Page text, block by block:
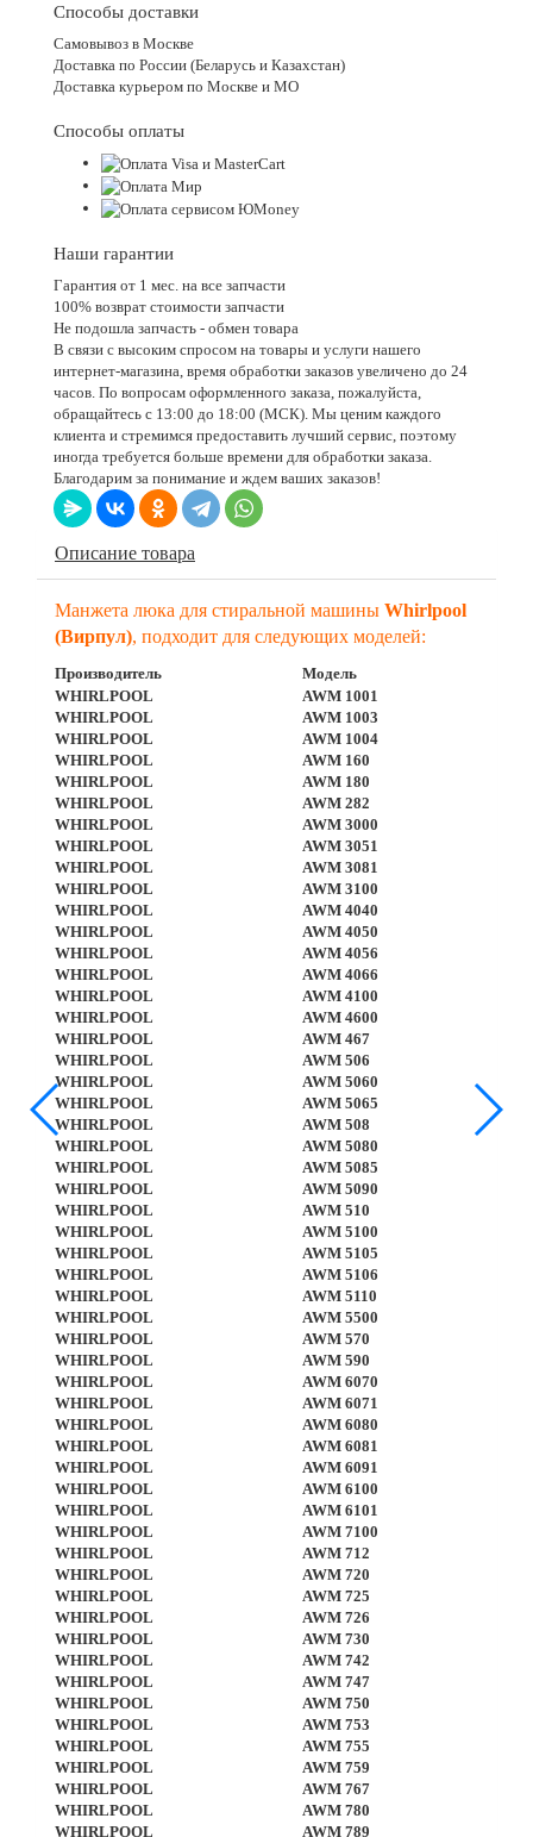
Способы доставки
Самовывоз в Москве
Доставка по России (Беларусь и Казахстан)
Доставка курьером по Москве и МО
Способы оплаты
Наши гарантии
Гарантия от 1 мес. на все запчасти
100% возврат стоимости запчасти
Не подошла запчасть - обмен товара
В связи с высоким спросом на товары и услуги нашего
интернет-магазина, время обработки заказов увеличено до 24
часов. По вопросам оформленного заказа, пожалуйста,
обращайтесь с 13:00 до 18:00 (МСК). Мы ценим каждого
клиента и стремимся предоставить лучший сервис, поэтому
иногда требуется больше времени для обработки заказа.
Благодарим за понимание и ждем ваших заказов!
Описание товара
Манжета люка для стиральной машины Whirlpool
(Вирпул), подходит для следующих моделей:
Производитель
Модель
WHIRLPOOL
AWM 1001
WHIRLPOOL
AWM 1003
WHIRLPOOL
AWM 1004
WHIRLPOOL
AWM 160
WHIRLPOOL
AWM 180
WHIRLPOOL
AWM 282
WHIRLPOOL
AWM 3000
WHIRLPOOL
AWM 3051
WHIRLPOOL
AWM 3081
WHIRLPOOL
AWM 3100
WHIRLPOOL
AWM 4040
WHIRLPOOL
AWM 4050
WHIRLPOOL
AWM 4056
WHIRLPOOL
AWM 4066
WHIRLPOOL
AWM 4100
WHIRLPOOL
AWM 4600
WHIRLPOOL
AWM 467
WHIRLPOOL
AWM 506
WHIRLPOOL
AWM 5060
WHIRLPOOL
AWM 5065
WHIRLPOOL
AWM 508
WHIRLPOOL
AWM 5080
WHIRLPOOL
AWM 5085
WHIRLPOOL
AWM 5090
WHIRLPOOL
AWM 510
WHIRLPOOL
AWM 5100
WHIRLPOOL
AWM 5105
WHIRLPOOL
AWM 5106
WHIRLPOOL
AWM 5110
WHIRLPOOL
AWM 5500
WHIRLPOOL
AWM 570
WHIRLPOOL
AWM 590
WHIRLPOOL
AWM 6070
WHIRLPOOL
AWM 6071
WHIRLPOOL
AWM 6080
WHIRLPOOL
AWM 6081
WHIRLPOOL
AWM 6091
WHIRLPOOL
AWM 6100
WHIRLPOOL
AWM 6101
WHIRLPOOL
AWM 7100
WHIRLPOOL
AWM 712
WHIRLPOOL
AWM 720
WHIRLPOOL
AWM 725
WHIRLPOOL
AWM 726
WHIRLPOOL
AWM 730
WHIRLPOOL
AWM 742
WHIRLPOOL
AWM 747
WHIRLPOOL
AWM 750
WHIRLPOOL
AWM 753
WHIRLPOOL
AWM 755
WHIRLPOOL
AWM 759
WHIRLPOOL
AWM 767
WHIRLPOOL
AWM 780
WHIRLPOOL
AWM 789